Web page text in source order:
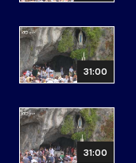
31:00
31:00